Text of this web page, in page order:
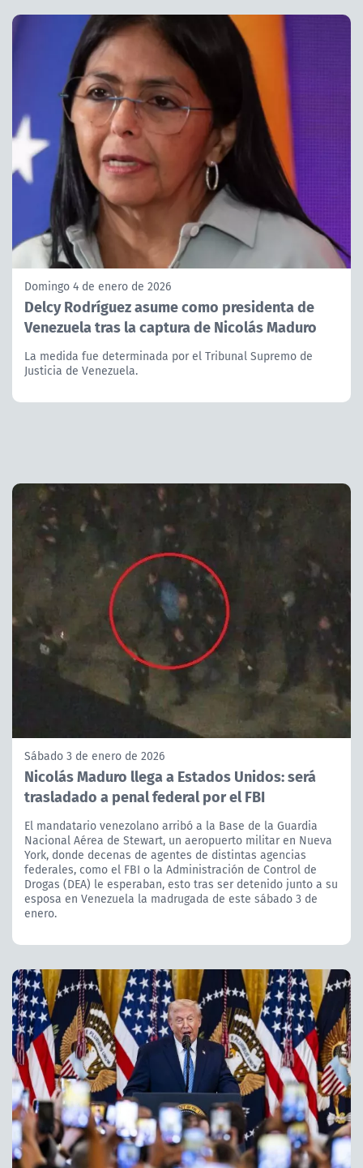
Domingo 4 de enero de 2026
Delcy Rodríguez asume como presidenta de
Venezuela tras la captura de Nicolás Maduro
La medida fue determinada por el Tribunal Supremo de
Justicia de Venezuela.
Sábado 3 de enero de 2026
Nicolás Maduro llega a Estados Unidos: será
trasladado a penal federal por el FBI
El mandatario venezolano arribó a la Base de la Guardia
Nacional Aérea de Stewart, un aeropuerto militar en Nueva
York, donde decenas de agentes de distintas agencias
federales, como el FBI o la Administración de Control de
Drogas (DEA) le esperaban, esto tras ser detenido junto a su
esposa en Venezuela la madrugada de este sábado 3 de
enero.